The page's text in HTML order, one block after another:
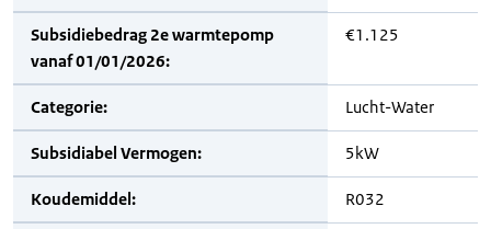
Subsidiebedrag 2e warmtepomp
vanaf 01/01/2026:
€1.125
Categorie: Lucht-Water
Subsidiabel Vermogen: 5kW
Koudemiddel: R032